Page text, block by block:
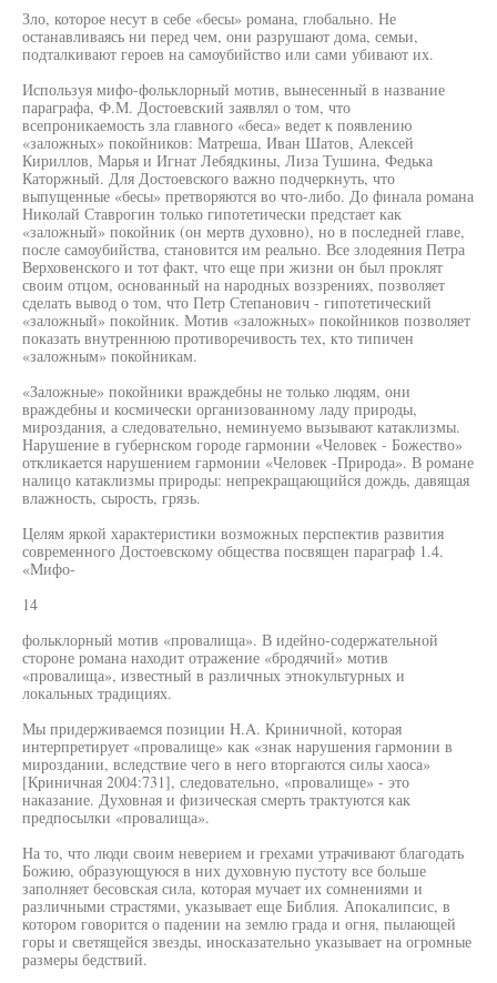
Зло, которое несут в себе «бесы» романа, глобально. Не
останавливаясь ни перед чем, они разрушают дома, семьи,
подталкивают героев на самоубийство или сами убивают их.
Используя мифо-фольклорный мотив, вынесенный в название
параграфа, Ф.М. Достоевский заявлял о том, что
всепроникаемость зла главного «беса» ведет к появлению
«заложных» покойников: Матреша, Иван Шатов, Алексей
Кириллов, Марья и Игнат Лебядкины, Лиза Тушина, Федька
Каторжный. Для Достоевского важно подчеркнуть, что
выпущенные «бесы» претворяются во что-либо. До финала романа
Николай Ставрогин только гипотетически предстает как
«заложный» покойник (он мертв духовно), но в последней главе,
после самоубийства, становится им реально. Все злодеяния Петра
Верховенского и тот факт, что еще при жизни он был проклят
своим отцом, основанный на народных воззрениях, позволяет
сделать вывод о том, что Петр Степанович - гипотетический
«заложный» покойник. Мотив «заложных» покойников позволяет
показать внутреннюю противоречивость тех, кто типичен
«заложным» покойникам.
«Заложные» покойники враждебны не только людям, они
враждебны и космически организованному ладу природы,
мироздания, а следовательно, неминуемо вызывают катаклизмы.
Нарушение в губернском городе гармонии «Человек - Божество»
откликается нарушением гармонии «Человек -Природа». В романе
налицо катаклизмы природы: непрекращающийся дождь, давящая
влажность, сырость, грязь.
Целям яркой характеристики возможных перспектив развития
современного Достоевскому общества посвящен параграф 1.4.
«Мифо-
14
фольклорный мотив «провалища». В идейно-содержательной
стороне романа находит отражение «бродячий» мотив
«провалища», известный в различных этнокультурных и
локальных традициях.
Мы придерживаемся позиции H.A. Криничной, которая
интерпретирует «провалище» как «знак нарушения гармонии в
мироздании, вследствие чего в него вторгаются силы хаоса»
[Криничная 2004:731], следовательно, «провалище» - это
наказание. Духовная и физическая смерть трактуются как
предпосылки «провалища».
На то, что люди своим неверием и грехами утрачивают благодать
Божию, образующуюся в них духовную пустоту все больше
заполняет бесовская сила, которая мучает их сомнениями и
различными страстями, указывает еще Библия. Апокалипсис, в
котором говорится о падении на землю града и огня, пылающей
горы и светящейся звезды, иносказательно указывает на огромные
размеры бедствий.